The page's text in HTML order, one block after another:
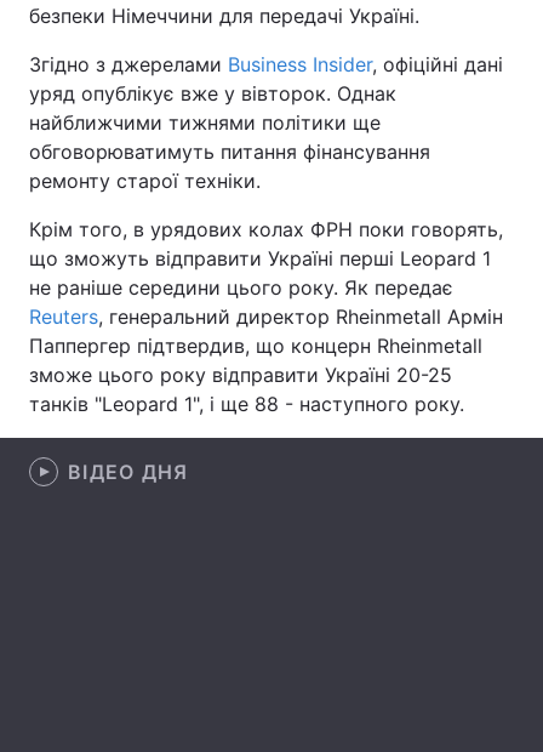
Техно і зв'язок Лайт
Зброя Інциденти
Здоров'я Туризм
Цікавинки
Екологія Регіони
Лонгріди
Відео з Youtube Статті
Інтерв'ю Думки
Архів
безпеки Німеччини для передачі Україні.
Згідно з джерелами Business Insider, офіційні дані
уряд опублікує вже у вівторок. Однак
найближчими тижнями політики ще
обговорюватимуть питання фінансування
ремонту старої техніки.
Крім того, в урядових колах ФРН поки говорять,
що зможуть відправити Україні перші Leopard 1
не раніше середини цього року. Як передає
Reuters, генеральний директор Rheinmetall Армін
Паппергер підтвердив, що концерн Rheinmetall
зможе цього року відправити Україні 20-25
танків "Leopard 1", і ще 88 - наступного року.
ВІДЕО ДНЯ